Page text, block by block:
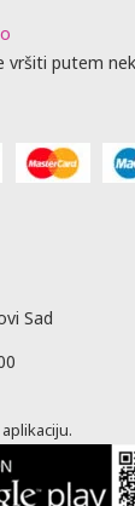
vršiti putem
Sad